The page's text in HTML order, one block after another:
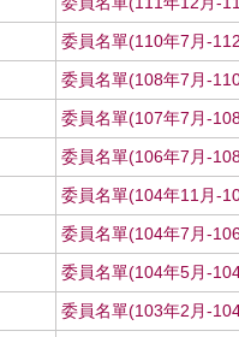
委員名單(110年7月-
委員名單(108年7月-
委員名單(107年7月-
委員名單(106年7月-
委員名單(104年11月-
委員名單(104年7月-
委員名單(104年5月-
委員名單(103年2月-